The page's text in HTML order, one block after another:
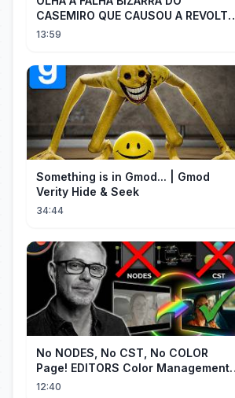
CASEMIRO QUE CAUSOU A REVOLTA
DOS TORCEDORES DO SEU NOVO
13:59
Something is in Gmod... | Gmod
Verity Hide & Seek
34:44
No NODES, No CST, No COLOR
Page! EDITORS Color Management
[EASY]
12:40